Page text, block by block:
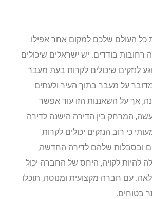
כל העולם שלכם למקום אחר אפילו
בודדים. יש ישראלים שיכולים
לנזקים שיכולים לקרות בעת מעבר
על מעבר בתוך העיר ולעתים
אך על השאננות הזו עוד אפשר
המרחק בין הדירה הישנה לדירה
כי רוב הנזקים יכולים לקרות
ובסבלות שלהם לדירה החדשה,
להיות לקויה, היחס של החברה יכול
עם חברה מקצועית ומנוסה, תוכלו
בטוחים.